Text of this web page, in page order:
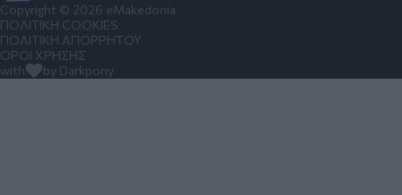
Copyright © 2026 eMakedonia
ΠΟΛΙΤΙΚΗ COOKIES
ΠΟΛΙΤΙΚΗ ΑΠΟΡΡΗΤΟΥ
ΟΡΟΙ ΧΡΗΣΗΣ
with
by Darkpony